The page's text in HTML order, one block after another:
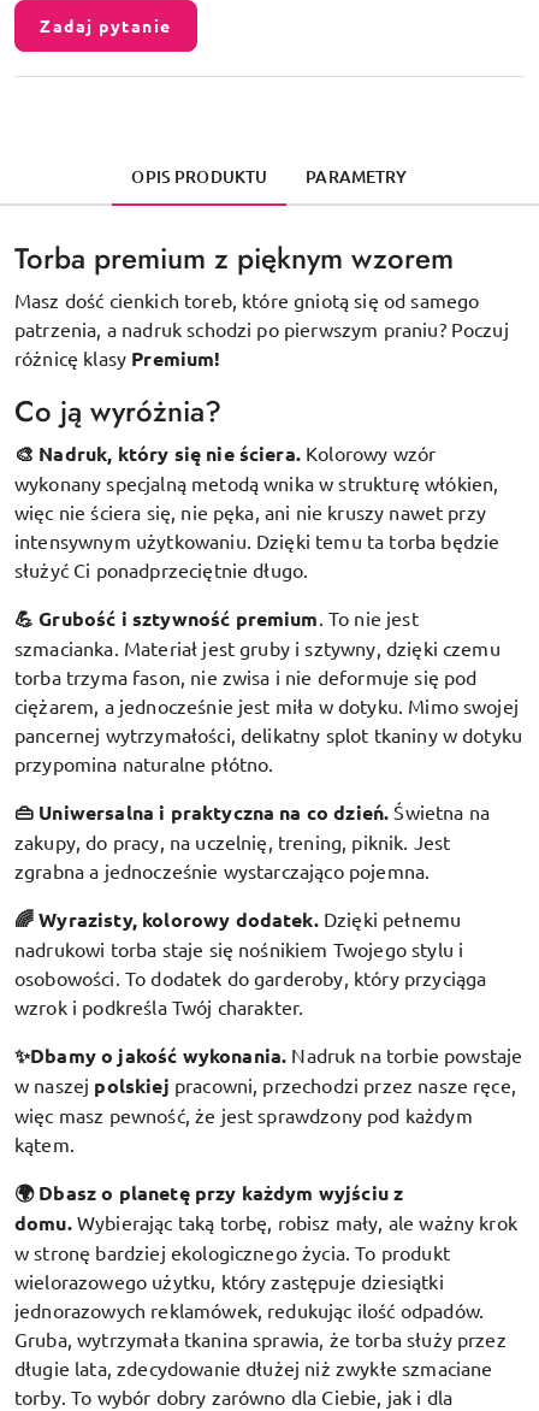
Zadaj pytanie
OPIS PRODUKTU PARAMETRY
Torba premium z pięknym wzorem
Masz dość cienkich toreb, które gniotą się od samego
patrzenia, a nadruk schodzi po pierwszym praniu? Poczuj
różnicę klasy Premium!
Co ją wyróżnia?
🎨 Nadruk, który się nie ściera. Kolorowy wzór
wykonany specjalną metodą wnika w strukturę włókien,
więc nie ściera się, nie pęka, ani nie kruszy nawet przy
intensywnym użytkowaniu. Dzięki temu ta torba będzie
służyć Ci ponadprzeciętnie długo.
💪 Grubość i sztywność premium To nie jest
szmacianka. Materiał jest gruby i sztywny, dzięki czemu
torba trzyma fason, nie zwisa i nie deformuje się pod
ciężarem, a jednocześnie jest miła w dotyku. Mimo swojej
pancernej wytrzymałości, delikatny splot tkaniny w dotyku
przypomina naturalne płótno.
👜 Uniwersalna i praktyczna na co dzień. Świetna na
zakupy, do pracy, na uczelnię, trening, piknik. Jest
zgrabna a jednocześnie wystarczająco pojemna.
🌈 Wyrazisty, kolorowy dodatek. Dzięki pełnemu
nadrukowi torba staje się nośnikiem Twojego stylu i
osobowości. To dodatek do garderoby, który przyciąga
wzrok i podkreśla Twój charakter.
✨Dbamy o jakość wykonania. Nadruk na torbie powstaje
w naszej polskiej pracowni, przechodzi przez nasze ręce,
więc masz pewność, że jest sprawdzony pod każdym
kątem.
🌍 Dbasz o planetę przy każdym wyjściu z
domu. Wybierając taką torbę, robisz mały, ale ważny krok
w stronę bardziej ekologicznego życia. To produkt
wielorazowego użytku, który zastępuje dziesiątki
jednorazowych reklamówek, redukując ilość odpadów.
Gruba, wytrzymała tkanina sprawia, że torba służy przez
długie lata, zdecydowanie dłużej niż zwykłe szmaciane
torby. To wybór dobry zarówno dla Ciebie, jak i dla